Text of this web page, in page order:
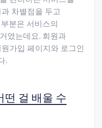
차별점을 두고
분은 서비스의
였는데요. 회원과
가입 페이지와 로그인
.
떤 걸 배울 수